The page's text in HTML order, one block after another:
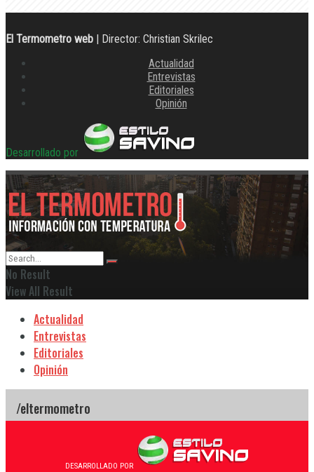
El Termometro web | Director: Christian Skrilec
Actualidad
Entrevistas
Editoriales
Opinión
Desarrollado por
No Result
View All Result
Actualidad
Entrevistas
Editoriales
Opinión
DESARROLLADO POR